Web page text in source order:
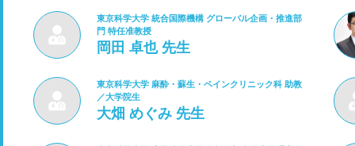
東京科学大学 統合国際機構 グローバル企画・推進部
門 特任准教授
岡田 卓也 先生
東京科学大学 麻酔・蘇生・ペインクリニック科 助教
／大学院生
大畑 めぐみ 先生